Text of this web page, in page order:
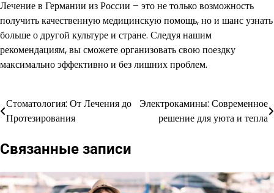
Лечение в Германии из России – это не только возможность
получить качественную медицинскую помощь, но и шанс узнать
больше о другой культуре и стране. Следуя нашим
рекомендациям, вы сможете организовать свою поездку
максимально эффективно и без лишних проблем.
Навигация
по
записям
Стоматология: От Лечения до
Протезирования
Электрокамины: Современное
решение для уюта и тепла
Связанные записи